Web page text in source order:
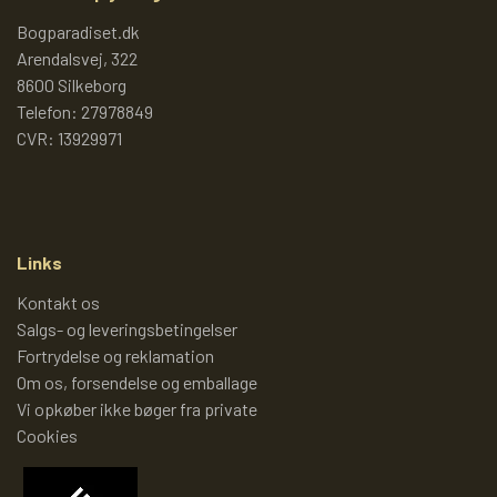
PIXIBØGER UDEN NUMMER
SPECIELLE DANSKE PIXI
Bogparadiset.dk
Arendalsvej, 322
8600 Silkeborg
Telefon: 27978849
CVR: 13929971
Links
Kontakt os
Salgs- og leveringsbetingelser
Fortrydelse og reklamation
Om os, forsendelse og emballage
Vi opkøber ikke bøger fra private
Cookies